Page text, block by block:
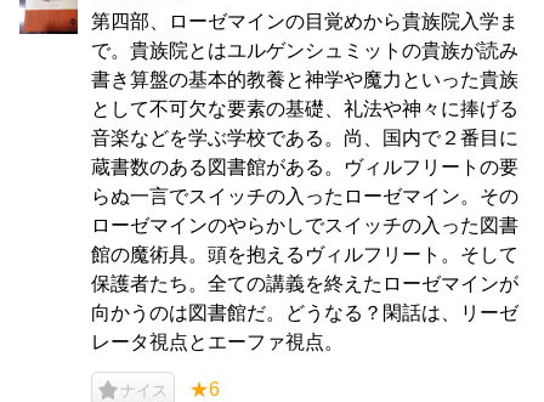
第四部、ローゼマインの目覚めから貴族院入学ま
で。貴族院とはユルゲンシュミットの貴族が読み
書き算盤の基本的教養と神学や魔力といった貴族
として不可欠な要素の基礎、礼法や神々に捧げる
音楽などを学ぶ学校である。尚、国内で２番目に
蔵書数のある図書館がある。ヴィルフリートの要
らぬ一言でスイッチの入ったローゼマイン。その
ローゼマインのやらかしでスイッチの入った図書
館の魔術具。頭を抱えるヴィルフリート。そして
保護者たち。全ての講義を終えたローゼマインが
向かうのは図書館だ。どうなる？閑話は、リーゼ
レータ視点とエーファ視点。
ナイス ★6